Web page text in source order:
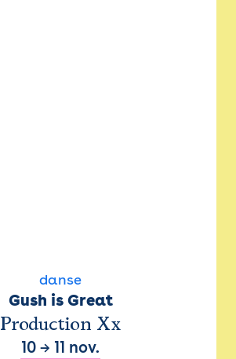
danse
Gush is Great
Production Xx
10 → 11 nov.